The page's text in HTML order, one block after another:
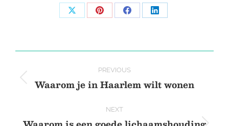
Share Share Share Share
navigation
PREVIOUS
Previous
Waarom je in Haarlem wilt wonen
NEXT